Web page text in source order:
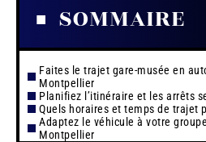
SOMMAIRE
Faites le trajet gare-musée en
Montpellier
Planifiez l’itinéraire et les arrêts
Quels horaires et temps de trajet
Adaptez le véhicule à votre
Montpellier